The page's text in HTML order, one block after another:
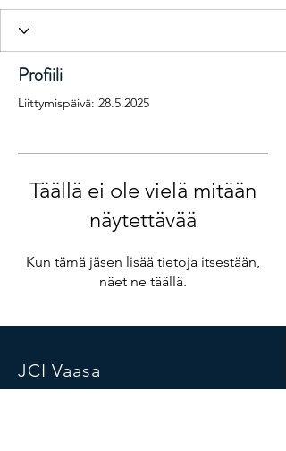
Profiili
Liittymispäivä: 28.5.2025
Täällä ei ole vielä mitään
näytettävää
Kun tämä jäsen lisää tietoja itsestään,
näet ne täällä.
JCI Vaasa